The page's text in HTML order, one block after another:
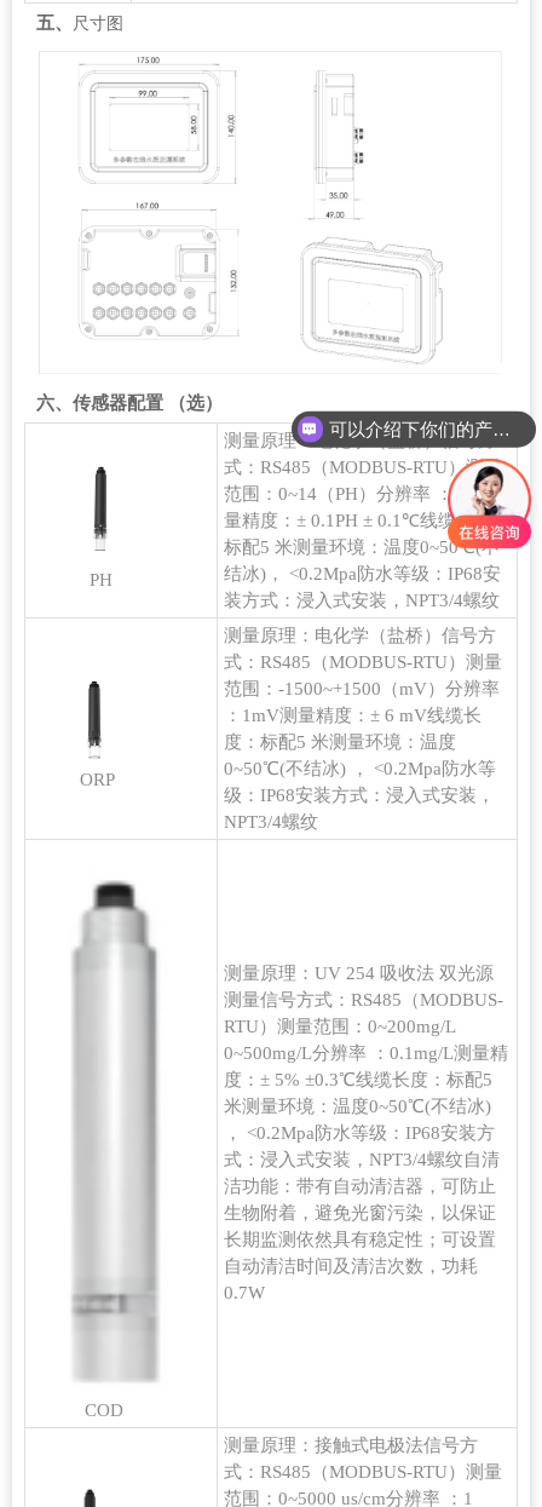
五、 尺寸图
六、传感器配置 （选）
PH
测量原理：电化学（盐桥）信号方
式：RS485（MODBUS-RTU）测量
范围：0~14（PH）分辨率 ：0.01测
量精度：± 0.1PH ± 0.1℃线缆长度：
标配5 米测量环境：温度0~50℃(不
结冰)， <0.2Mpa防水等级：IP68安
装方式：浸入式安装，NPT3/4螺纹
ORP
测量原理：电化学（盐桥）信号方
式：RS485（MODBUS-RTU）测量
范围：-1500~+1500（mV）分辨率
：1mV测量精度：± 6 mV线缆长
度：标配5 米测量环境：温度
0~50℃(不结冰) ， <0.2Mpa防水等
级：IP68安装方式：浸入式安装，
NPT3/4螺纹
COD
测量原理：UV 254 吸收法 双光源
测量信号方式：RS485（MODBUS-
RTU）测量范围：0~200mg/L
0~500mg/L分辨率 ：0.1mg/L测量精
度：± 5% ±0.3℃线缆长度：标配5
米测量环境：温度0~50℃(不结冰)
， <0.2Mpa防水等级：IP68安装方
式：浸入式安装，NPT3/4螺纹自清
洁功能：带有自动清洁器，可防止
生物附着，避免光窗污染，以保证
长期监测依然具有稳定性；可设置
自动清洁时间及清洁次数，功耗
0.7W
测量原理：接触式电极法信号方
式：RS485（MODBUS-RTU）测量
范围：0~5000 us/cm分辨率 ：1
可以介绍下你们的产品么？